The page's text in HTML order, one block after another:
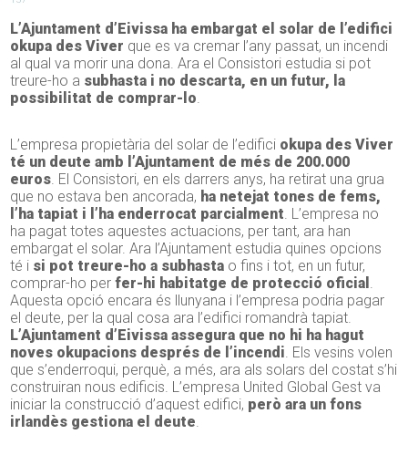
L’Ajuntament d’Eivissa ha embargat el solar de l’edifici
okupa des Viver que es va cremar l’any passat, un incendi
al qual va morir una dona. Ara el Consistori estudia si pot
treure-ho a subhasta i no descarta, en un futur, la
possibilitat de comprar-lo.
L’empresa propietària del solar de l’edifici okupa des Viver
té un deute amb l’Ajuntament de més de 200.000
euros. El Consistori, en els darrers anys, ha retirat una grua
que no estava ben ancorada, ha netejat tones de fems,
l’ha tapiat i l’ha enderrocat parcialment. L’empresa no
ha pagat totes aquestes actuacions, per tant, ara han
embargat el solar. Ara l’Ajuntament estudia quines opcions
té i si pot treure-ho a subhasta o fins i tot, en un futur,
comprar-ho perfer-hi habitatge de protecció oficial .
Aquesta opció encara és llunyana i l’empresa podria pagar
el deute, per la qual cosa ara l’edifici romandrà tapiat.
L’Ajuntament d’Eivissa assegura que no hi ha hagut
noves okupacions després de l’incendi. Els vesins volen
que s’enderroqui, perquè, a més, ara als solars del costat s’hi
construiran nous edificis. L’empresa United Global Gest va
iniciar la construcció d’aquest edifici, però ara un fons
irlandès gestiona el deute.